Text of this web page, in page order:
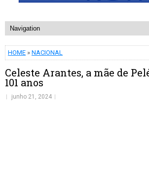
HOME » NACIONAL
Celeste Arantes, a mãe de
101 anos
junho 21, 2024